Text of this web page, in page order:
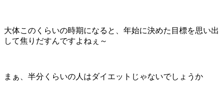
大体このくらいの時期になると、年始に決めた目標を思い出
して焦りだすんですよねぇ～
まぁ、半分くらいの人はダイエットじゃないでしょうか